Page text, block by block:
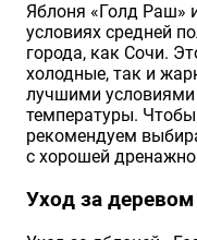
Яблоня «Голд Раш»
условиях средней
города, как Сочи.
холодные, так и
лучшими условиями
температуры.
рекомендуем
с хорошей
Уход за деревом